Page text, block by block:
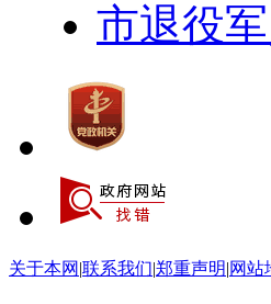
市退役
关于本网 |联系我们|郑重声明|网站